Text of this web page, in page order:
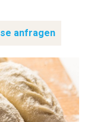
anfragen